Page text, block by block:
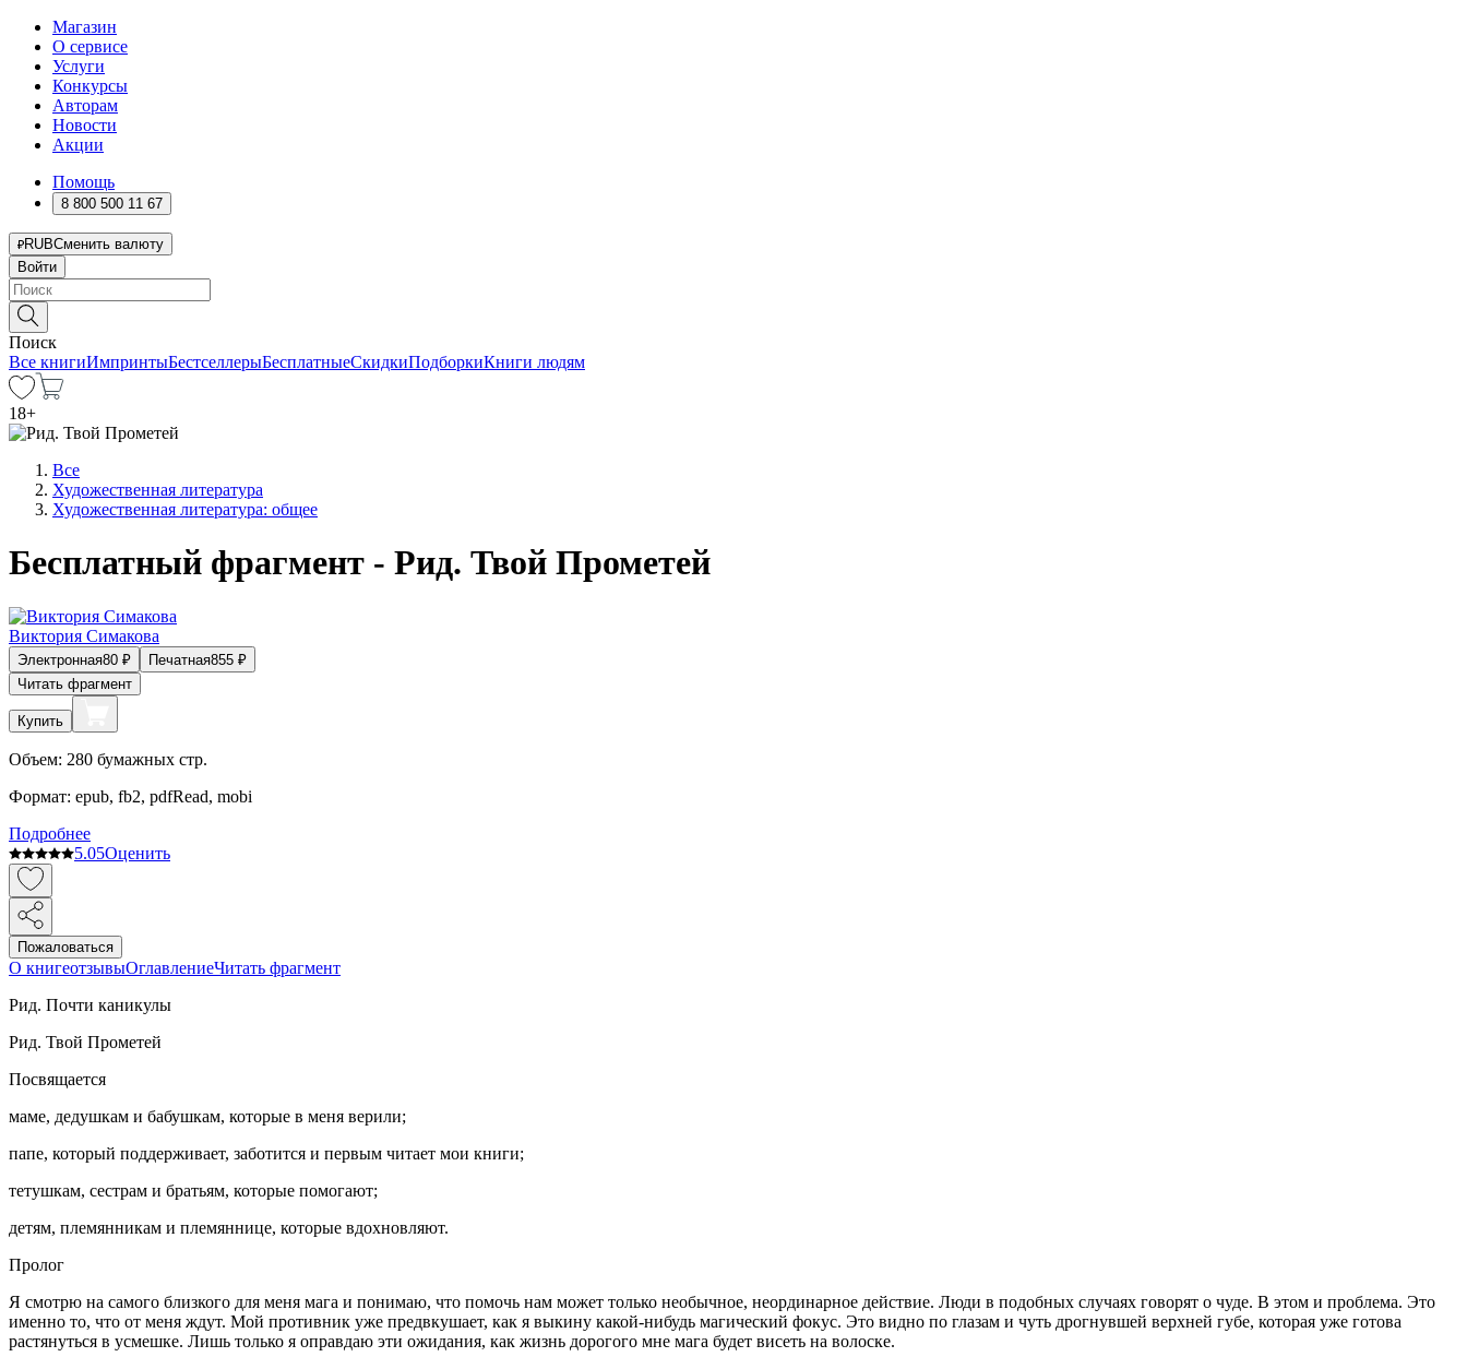
Магазин
О сервисе
Услуги
Конкурсы
Авторам
Новости
Акции
Помощь
8 800 500 11 67
RUBСменить валюту
Войти
Поиск
Все книгиИмпринтыБестселлерыБесплатныеСкидкиПодборкиКниги людям
18+
Все
Художественная литература
Художественная литература: общее
Бесплатный фрагмент - Рид. Твой Прометей
Виктория Симакова
Электронная80 ₽ Печатная855 ₽
Читать фрагмент
Купить
Объем: 280 бумажных стр.
Формат: epub, fb2, pdfRead, mobi
Подробнее
5.05Оценить
Пожаловаться
О книгеотзывыОглавлениеЧитать фрагмент
Рид. Почти каникулы
Рид. Твой Прометей
Посвящается
маме, дедушкам и бабушкам, которые в меня верили;
папе, который поддерживает, заботится и первым читает мои книги;
тетушкам, сестрам и братьям, которые помогают;
детям, племянникам и племяннице, которые вдохновляют.
Пролог
Я смотрю на самого близкого для меня мага и понимаю, что помочь нам может только необычное, неординарное действие. Люди в подобных случаях говорят о чуде. В этом и проблема. Это
именно то, что от меня ждут. Мой противник уже предвкушает, как я выкину какой-нибудь магический фокус. Это видно по глазам и чуть дрогнувшей верхней губе, которая уже готова
растянуться в усмешке. Лишь только я оправдаю эти ожидания, как жизнь дорогого мне мага будет висеть на волоске.